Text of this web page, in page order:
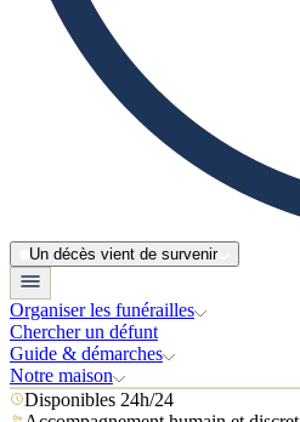
Un décès vient de survenir
Organiser les funérailles
Chercher un défunt
Guide & démarches
Notre maison
Disponibles 24h/24